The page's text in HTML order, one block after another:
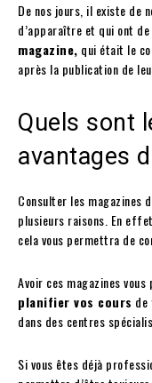
De nos jours, il existe de
d’apparaître et qui ont
magazine, qui était le
après la publication de
Quels sont
avantages
Consulter les magazines
plusieurs raisons. En
cela vous permettra de
Avoir ces magazines
planifier vos cours de
dans des centres
Si vous êtes déjà